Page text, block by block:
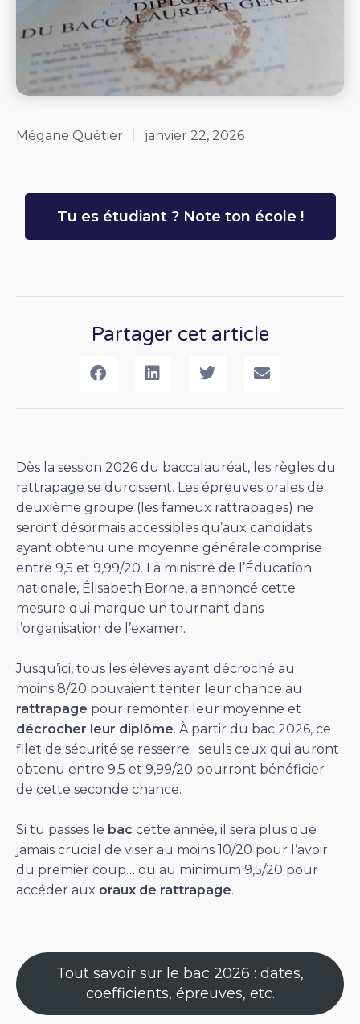
Mégane Quétier janvier 22, 2026
Tu es étudiant ? Note ton école !
Partager cet article
Dès la session 2026 du baccalauréat, les règles du
rattrapage se durcissent. Les épreuves orales de
deuxième groupe (les fameux rattrapages) ne
seront désormais accessibles qu’aux candidats
ayant obtenu une moyenne générale comprise
entre 9,5 et 9,99/20. La ministre de l’Éducation
nationale, Élisabeth Borne, a annoncé cette
mesure qui marque un tournant dans
l’organisation de l’examen.
Jusqu’ici, tous les élèves ayant décroché au
moins 8/20 pouvaient tenter leur chance au
rattrapage pour remonter leur moyenne et
décrocher leur diplôme. À partir du bac 2026, ce
filet de sécurité se resserre : seuls ceux qui auront
obtenu entre 9,5 et 9,99/20 pourront bénéficier
de cette seconde chance.
Si tu passes le bac cette année, il sera plus que
jamais crucial de viser au moins 10/20 pour l’avoir
du premier coup… ou au minimum 9,5/20 pour
accéder aux oraux de rattrapage.
Tout savoir sur le bac 2026 : dates,
coefficients, épreuves, etc.